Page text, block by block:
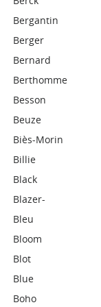
Bergantin
Berger
Bernard
Berthomme
Besson
Beuze
Biès-Morin
Billie
Black
Blazer-
Bleu
Bloom
Blot
Blue
Boho